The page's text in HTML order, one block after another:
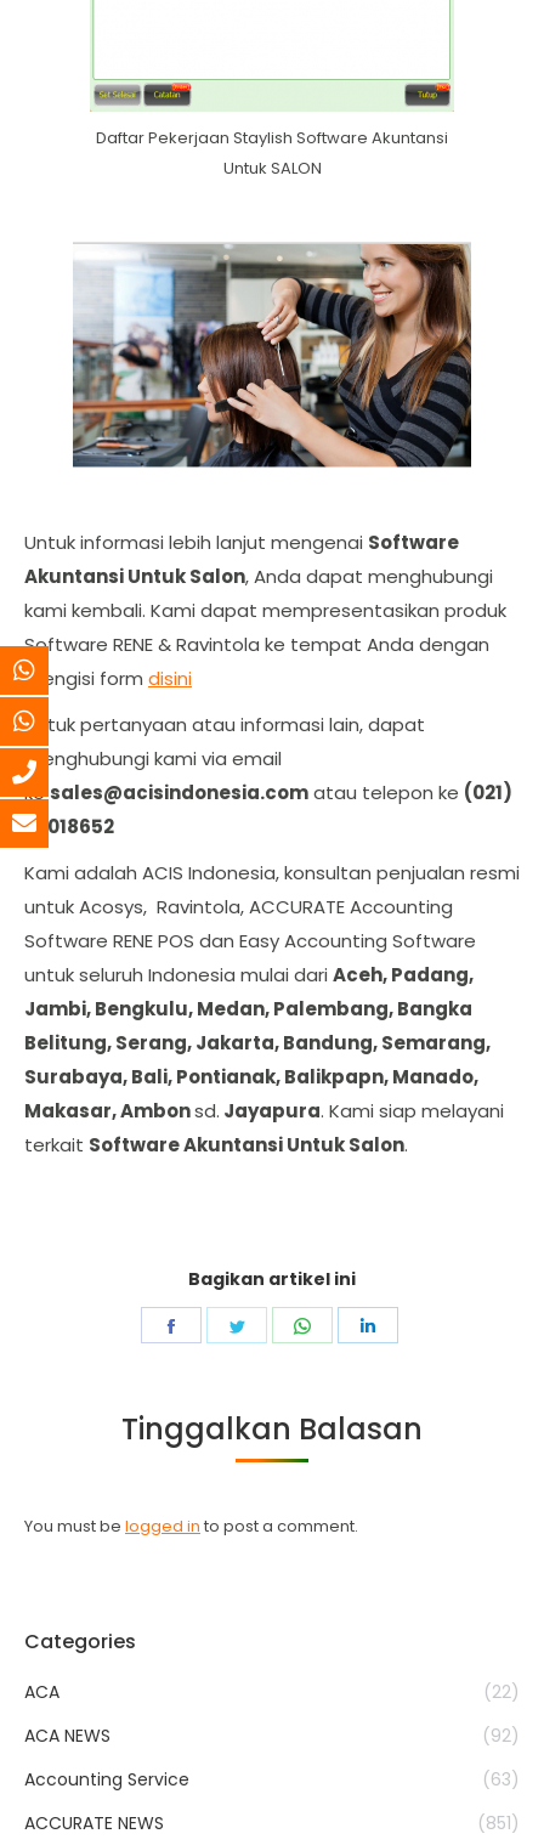
Daftar Pekerjaan Staylish Software Akuntansi
Untuk SALON
Untuk informasi lebih lanjut mengenai Software
Akuntansi Untuk Salon, Anda dapat menghubungi
kami kembali. Kami dapat mempresentasikan produk
Software RENE & Ravintola ke tempat Anda dengan
mengisi form disini
Untuk pertanyaan atau informasi lain, dapat
menghubungi kami via email
kesales@acisindonesia.comatau telepon ke (021)
29018652
Kami adalah ACIS Indonesia, konsultan penjualan resmi
untuk Acosys, Ravintola, ACCURATE Accounting
Software RENE POS dan Easy Accounting Software
untuk seluruh Indonesia mulai dari Aceh, Padang,
Jambi, Bengkulu, Medan, Palembang, Bangka
Belitung, Serang, Jakarta, Bandung, Semarang,
Surabaya, Bali, Pontianak, Balikpapn, Manado,
Makasar, Ambonsd. Jayapura. Kami siap melayani
terkait Software Akuntansi Untuk Salon.
Bagikan artikel ini
Share
Share
Share
Tinggalkan Balasan
You must be logged in to post a comment.
Categories
ACA
(22)
ACA NEWS
(92)
Accounting Service
(63)
ACCURATE NEWS
(851)